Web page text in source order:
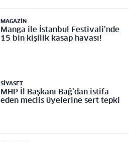
MAGAZIN
Manga ile İstanbul Festivali’nde
15 bin kişilik kasap havası!
SIYASET
MHP İl Başkanı Bağ’dan istifa
eden meclis üyelerine sert tepki